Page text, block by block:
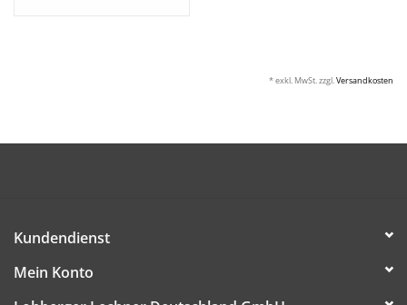
* exkl. MwSt. zzgl.Versandkosten
Kundendienst
Mein Konto